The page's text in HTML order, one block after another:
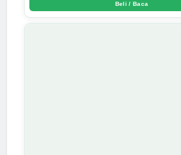
Beli / Baca